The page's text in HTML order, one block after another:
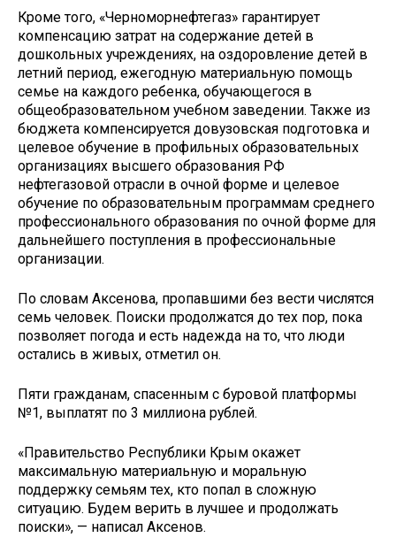
Кроме того, «Черноморнефтегаз» гарантирует
компенсацию затрат на содержание детей в
дошкольных учреждениях, на оздоровление детей в
летний период, ежегодную материальную помощь
семье на каждого ребенка, обучающегося в
общеобразовательном учебном заведении. Также из
бюджета компенсируется довузовская подготовка и
целевое обучение в профильных образовательных
организациях высшего образования РФ
нефтегазовой отрасли в очной форме и целевое
обучение по образовательным программам среднего
профессионального образования по очной форме для
дальнейшего поступления в профессиональные
организации.
По словам Аксенова, пропавшими без вести числятся
семь человек. Поиски продолжатся до тех пор, пока
позволяет погода и есть надежда на то, что люди
остались в живых, отметил он.
Пяти гражданам, спасенным с буровой платформы
№1, выплатят по 3 миллиона рублей.
«Правительство Республики Крым окажет
максимальную материальную и моральную
поддержку семьям тех, кто попал в сложную
ситуацию. Будем верить в лучшее и продолжать
поиски», — написал Аксенов.